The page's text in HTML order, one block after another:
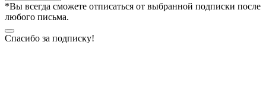
*Вы всегда сможете отписаться от выбранной подписки после
любого письма.
Спасибо за подписку!